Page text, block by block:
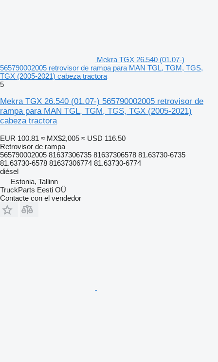
Mekra TGX 26.540 (01.07-)
565790002005 retrovisor de rampa para MAN TGL, TGM, TGS,
TGX (2005-2021) cabeza tractora
5
Mekra TGX 26.540 (01.07-) 565790002005 retrovisor de
rampa para MAN TGL, TGM, TGS, TGX (2005-2021)
cabeza tractora
EUR 100.81 ≈ MX$2,005 ≈ USD 116.50
Retrovisor de rampa
565790002005 81637306735 81637306578 81.63730-6735
81.63730-6578 81637306774 81.63730-6774
diésel
Estonia, Tallinn
TruckParts Eesti OÜ
Contacte con el vendedor